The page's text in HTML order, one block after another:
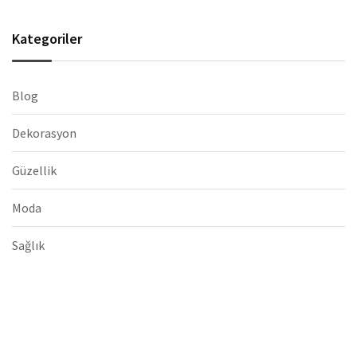
Kategoriler
Blog
Dekorasyon
Güzellik
Moda
Sağlık